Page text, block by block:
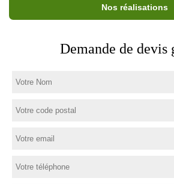
Nos réalisations
Demande de devis